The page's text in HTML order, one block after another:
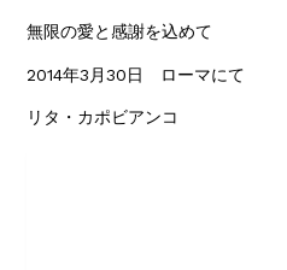
無限の愛と感謝を込めて
2014年3月30日 ローマにて
リタ・カポビアンコ